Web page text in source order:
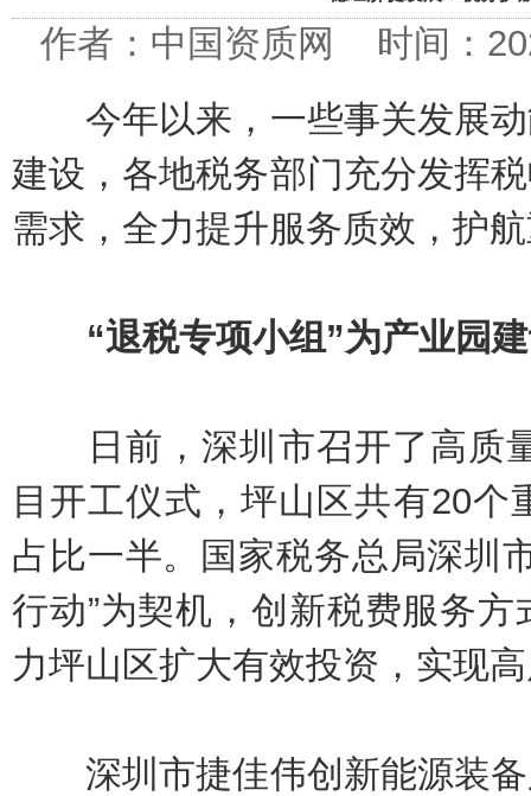
作者：中国资质网 时间：
今年以来，一些事关发展动
建设，各地税务部门充分发挥
需求，全力提升服务质效，护
“退税专项小组”为产业园建
日前，深圳市召开了高质
目开工仪式，坪山区共有20
占比一半。国家税务总局深圳
行动”为契机，创新税费服务
力坪山区扩大有效投资，实现
深圳市捷佳伟创新能源装备